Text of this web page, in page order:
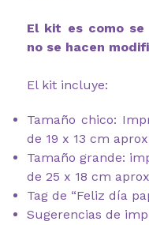
El kit es como se
no se hacen
El kit incluye:
Tamaño chico:
de 19 x 13 cm
Tamaño grande:
de 25 x 18 cm
Tag de “Feliz día
Sugerencias de